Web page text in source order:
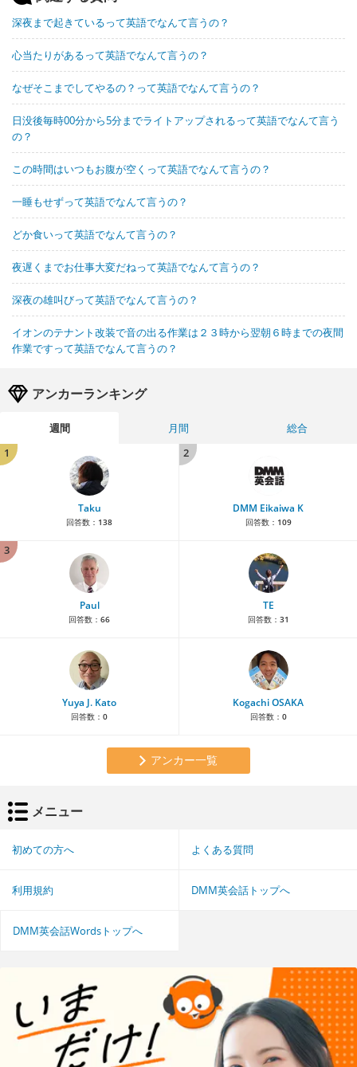
深夜まで起きているって英語でなんて言うの？
心当たりがあるって英語でなんて言うの？
なぜそこまでしてやるの？って英語でなんて言うの？
日没後毎時00分から5分までライトアップされるって英語でなんて言う
の？
この時間はいつもお腹が空くって英語でなんて言うの？
一睡もせずって英語でなんて言うの？
どか食いって英語でなんて言うの？
夜遅くまでお仕事大変だねって英語でなんて言うの？
深夜の雄叫びって英語でなんて言うの？
イオンのテナント改装で音の出る作業は２３時から翌朝６時までの夜間
作業ですって英語でなんて言うの？
アンカーランキング
週間 月間
総合
1
Taku
回答数： 138
2
DMM Eikaiwa K
回答数： 109
3
Paul
回答数： 66
TE
回答数： 31
Yuya J. Kato
回答数： 0
Kogachi OSAKA
回答数： 0
アンカー一覧
メニュー
初めての方へ よくある質問
利用規約 DMM英会話トップへ
DMM英会話Wordsトップへ